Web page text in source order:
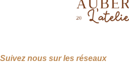
Suivez nous sur les réseaux